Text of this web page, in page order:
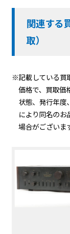
関連する
取）
※記載している買
価格で、買取価
状態、発行年度
により同名のお
場合がございま